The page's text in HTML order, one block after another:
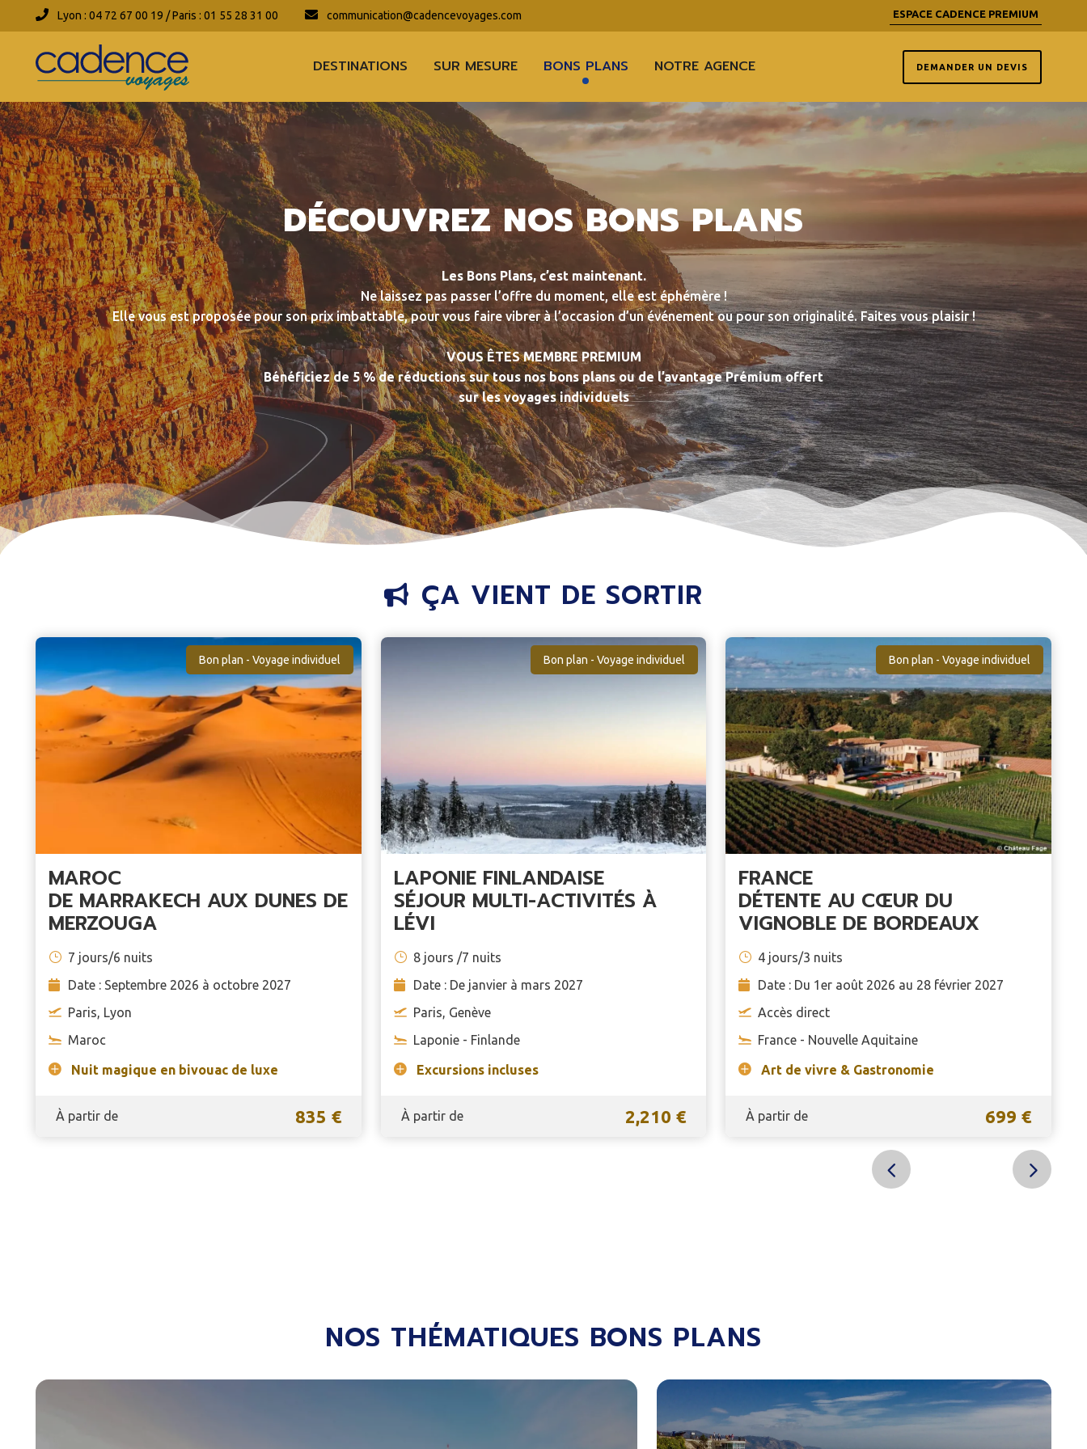
Lyon : 04 72 67 00 19 / Paris : 01 55 28 31 00 communication@cadencevoyages.com ESPACE CADENCE PREMIUM
DESTINATIONS SUR MESURE BONS PLANS NOTRE AGENCE DEMANDER UN DEVIS
DÉCOUVREZ NOS BONS PLANS
Les Bons Plans, c’est maintenant.
Ne laissez pas passer l’offre du moment, elle est éphémère !
Elle vous est proposée pour son prix imbattable, pour vous faire vibrer à l’occasion d’un événement ou pour son originalité. Faites vous plaisir !
VOUS ÊTES MEMBRE PREMIUM
Bénéficiez de 5 % de réductions sur tous nos bons plans ou de l’avantage Prémium offert
sur les voyages individuels
ÇA VIENT DE SORTIR
Bon plan - Voyage individuel
MAROC
DE MARRAKECH AUX DUNES DE
MERZOUGA
7 jours/6 nuits
Date : Septembre 2026 à octobre 2027
Paris, Lyon
Maroc
Nuit magique en bivouac de luxe
À partir de 835 €
Bon plan - Voyage individuel
LAPONIE FINLANDAISE
SÉJOUR MULTI-ACTIVITÉS À
LÉVI
8 jours /7 nuits
Date : De janvier à mars 2027
Paris, Genève
Laponie - Finlande
Excursions incluses
À partir de 2,210 €
Bon plan - Voyage individuel
FRANCE
DÉTENTE AU CŒUR DU
VIGNOBLE DE BORDEAUX
4 jours/3 nuits
Date : Du 1er août 2026 au 28 février 2027
Accès direct
France - Nouvelle Aquitaine
Art de vivre & Gastronomie
À partir de 699 €
NOS THÉMATIQUES BONS PLANS